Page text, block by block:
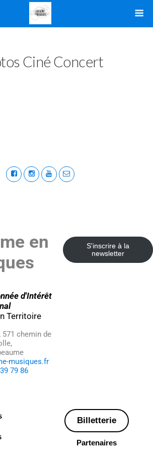
Ciné Concert
en
d'Intérêt
Territoire
571 chemin de
musiques.fr
79 86
S'inscrire à la
newsletter
Billetterie
Partenaires